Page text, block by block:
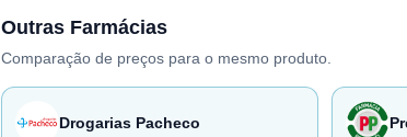
Outras Farmácias
Comparação de preços para o mesmo produto.
Drogarias Pacheco